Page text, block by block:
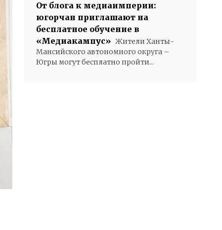
От блога к медиаимперии:
югорчан приглашают на
бесплатное обучение в
«Медиакампус» Жители Ханты-
Мансийского автономного округа –
Югры могут бесплатно пройти...